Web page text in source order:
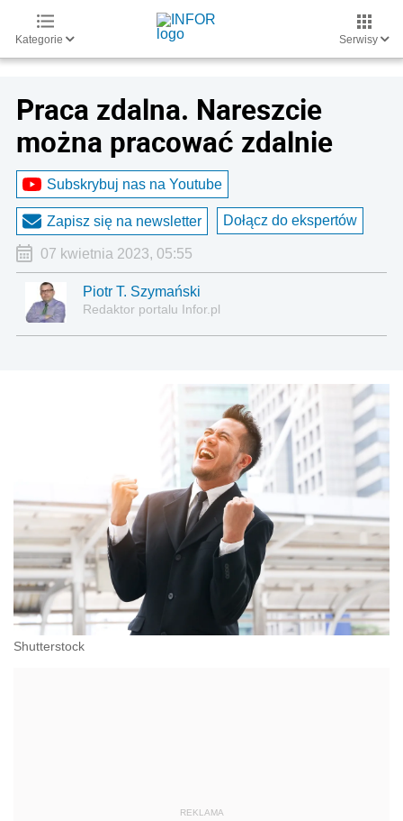
Kategorie Serwisy
Praca zdalna. Nareszcie
można pracować zdalnie
Subskrybuj nas na Youtube
Zapisz się na newsletter Dołącz do ekspertów
07 kwietnia 2023, 05:55
Piotr T. Szymański
Redaktor portalu Infor.pl
Shutterstock